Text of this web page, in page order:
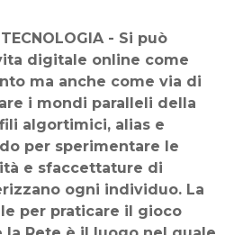
digitale online come
ma anche come via di
i mondi paralleli della
algortimici, alias e
per sperimentare le
e sfaccettature di
ogni individuo. La
per praticare il gioco